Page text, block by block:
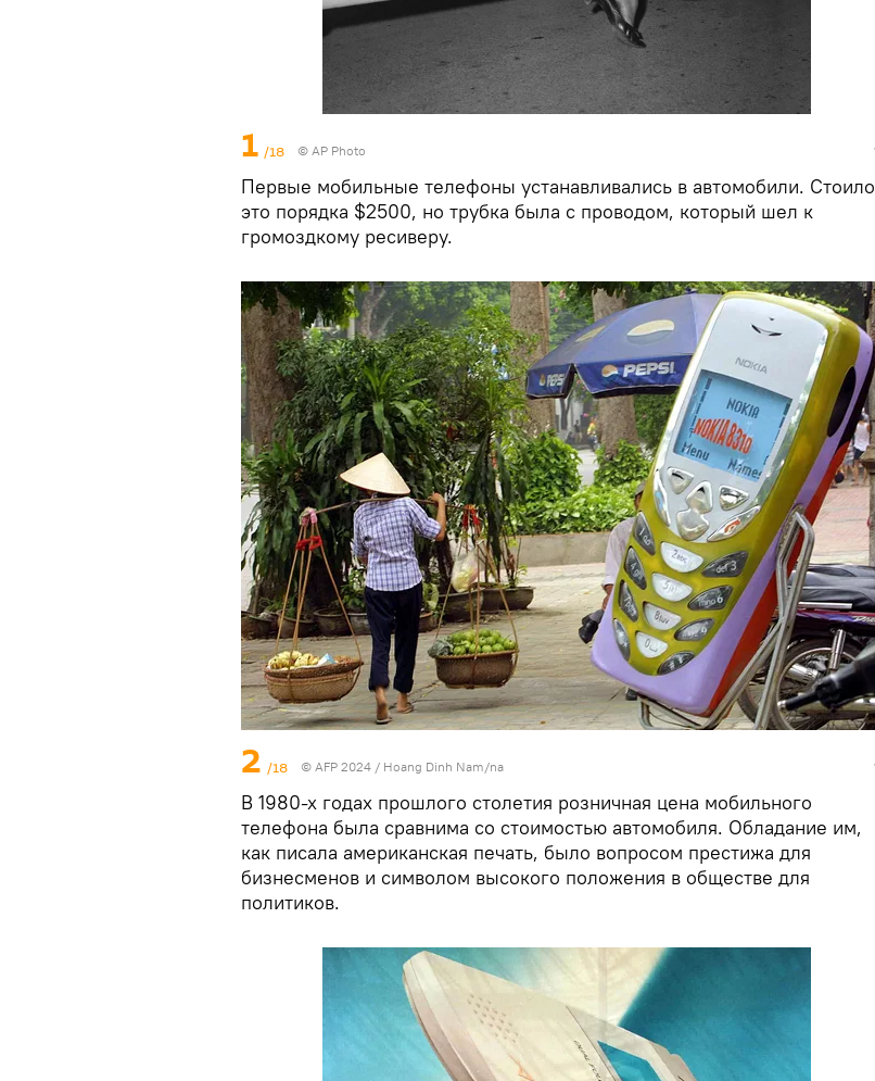
1 /18 © AP Photo
Первые мобильные телефоны устанавливались в автомобили. Стоило
это порядка $2500, но трубка была с проводом, который шел к
громоздкому ресиверу.
2 /18 © AFP 2024 / Hoang Dinh Nam/na
В 1980-х годах прошлого столетия розничная цена мобильного
телефона была сравнима со стоимостью автомобиля. Обладание им,
как писала американская печать, было вопросом престижа для
бизнесменов и символом высокого положения в обществе для
политиков.